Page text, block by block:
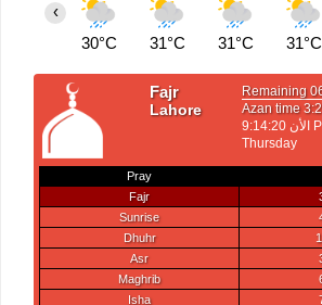
30°C 31°C 31°C 31°C
‹